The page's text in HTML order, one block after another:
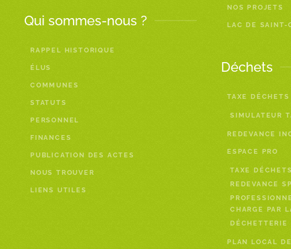
Qui sommes-nous ?
RAPPEL HISTORIQUE
ÉLUS
COMMUNES
STATUTS
PERSONNEL
FINANCES
PUBLICATION DES ACTES
NOUS TROUVER
LIENS UTILES
NOS PROJETS
LAC DE SAINT-
Déchets
TAXE DÉCHETS
SIMULATEUR
REDEVANCE
ESPACE PRO
TAXE
REDEVANCE
CHARGE PAR
DÉCHETTERIE
PLAN LOCAL